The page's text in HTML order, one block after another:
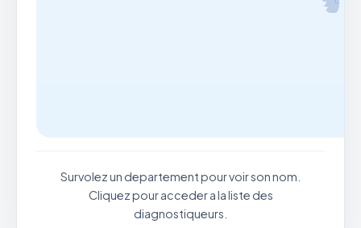
Survolez un departement pour voir son nom.
Cliquez pour acceder a la liste des
diagnostiqueurs.